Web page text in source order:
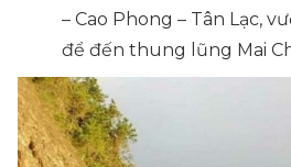
– Cao Phong – Tân Lạc,
để đến thung lũng Mai